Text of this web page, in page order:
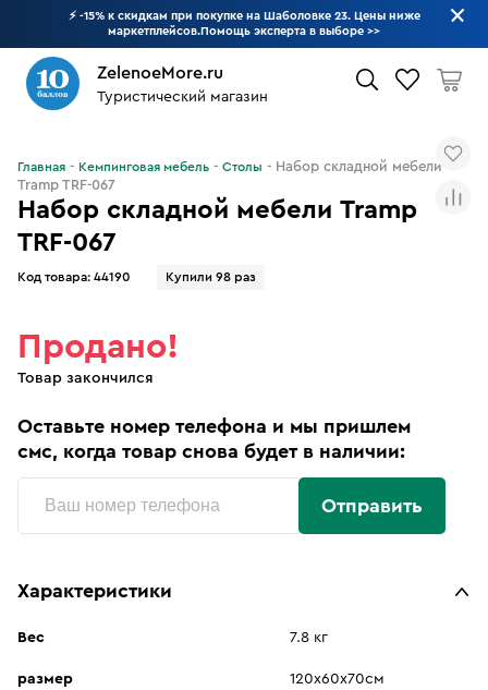
⚡ -15% к скидкам при покупке на Шаболовке 23. Цены ниже
маркетплейсов.Помощь эксперта в выборе >>
ZelenoeMore.ru
Туристический магазин
Набор складной мебели Tramp
TRF-067
Код товара: 44190 Купили 98 раз
Главная Кемпинговая мебель Столы
Набор складной мебели
Tramp TRF-067
Продано!
Товар закончился
Оставьте номер телефона и мы пришлем
смс, когда товар снова будет в наличии:
Отправить
Характеристики
Вес 7.8 кг
размер 120х60х70см